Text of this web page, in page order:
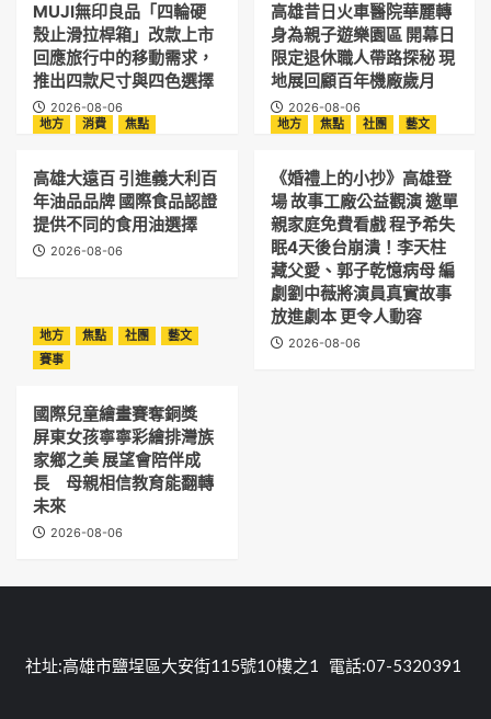
MUJI無印良品「四輪硬
殼止滑拉桿箱」改款上市
回應旅行中的移動需求，
推出四款尺寸與四色選擇
2026-08-06
高雄昔日火車醫院華麗轉
身為親子遊樂園區 開幕日
限定退休職人帶路探秘 現
地展回顧百年機廠歲月
2026-08-06
地方
消費 焦點
高雄大遠百 引進義大利百
年油品品牌 國際食品認證
提供不同的食用油選擇
2026-08-06
地方 焦點 社團 藝文
《婚禮上的小抄》高雄登
場 故事工廠公益觀演 邀單
親家庭免費看戲 程予希失
眠4天後台崩潰！李天柱
藏父愛、郭子乾憶病母 編
劇劉中薇將演員真實故事
放進劇本 更令人動容
2026-08-06
地方 焦點 社團
藝文
賽事
國際兒童繪畫賽奪銅獎
屏東女孩寧寧彩繪排灣族
家鄉之美 展望會陪伴成
長 母親相信教育能翻轉
未來
2026-08-06
社址:高雄市鹽埕區大安街115號10樓之1 電話:07-5320391